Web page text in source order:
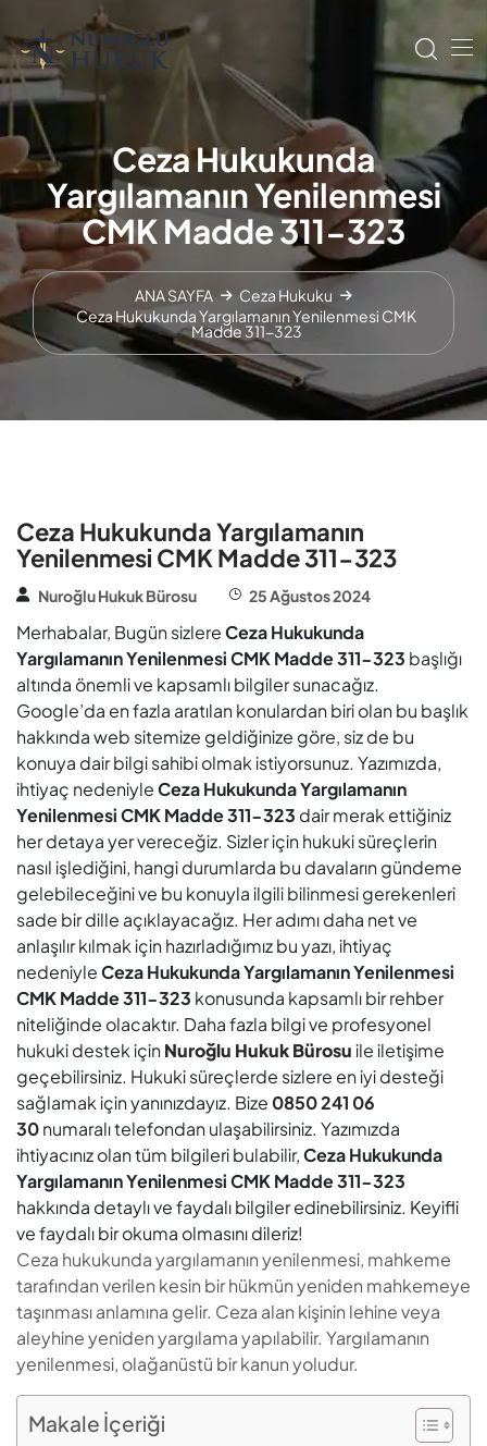
Ceza Hukukunda
Yargılamanın Yenilenmesi
CMK Madde 311-323
ANA SAYFA
Ceza Hukuku
Ceza Hukukunda Yargılamanın Yenilenmesi CMK
Madde 311-323
Ceza Hukukunda Yargılamanın
Yenilenmesi CMK Madde 311-323
Nuroğlu Hukuk Bürosu 25 Ağustos 2024
Merhabalar, Bugün sizlereCeza Hukukunda
Yargılamanın Yenilenmesi CMK Madde 311-323 başlığı
altında önemli ve kapsamlı bilgiler sunacağız.
Google’da en fazla aratılan konulardan biri olan bu başlık
hakkında web sitemize geldiğinize göre, siz de bu
konuya dair bilgi sahibi olmak istiyorsunuz. Yazımızda,
ihtiyaç nedeniyleCeza Hukukunda Yargılamanın
Yenilenmesi CMK Madde 311-323 dair merak ettiğiniz
her detaya yer vereceğiz. Sizler için hukuki süreçlerin
nasıl işlediğini, hangi durumlarda bu davaların gündeme
gelebileceğini ve bu konuyla ilgili bilinmesi gerekenleri
sade bir dille açıklayacağız. Her adımı daha net ve
anlaşılır kılmak için hazırladığımız bu yazı, ihtiyaç
nedeniyleCeza Hukukunda Yargılamanın Yenilenmesi
CMK Madde 311-323 konusunda kapsamlı bir rehber
niteliğinde olacaktır. Daha fazla bilgi ve profesyonel
hukuki destek içinNuroğlu Hukuk Bürosuile iletişime
geçebilirsiniz. Hukuki süreçlerde sizlere en iyi desteği
sağlamak için yanınızdayız. Bize 0850 241 06
30numaralı telefondan ulaşabilirsiniz. Yazımızda
ihtiyacınız olan tüm bilgileri bulabilir,Ceza Hukukunda
Yargılamanın Yenilenmesi CMK Madde 311-323
hakkında detaylı ve faydalı bilgiler edinebilirsiniz. Keyifli
ve faydalı bir okuma olmasını dileriz!
Ceza hukukunda yargılamanın yenilenmesi, mahkeme
tarafından verilen kesin bir hükmün yeniden mahkemeye
taşınması anlamına gelir. Ceza alan kişinin lehine veya
aleyhine yeniden yargılama yapılabilir. Yargılamanın
yenilenmesi, olağanüstü bir kanun yoludur.
Makale İçeriği